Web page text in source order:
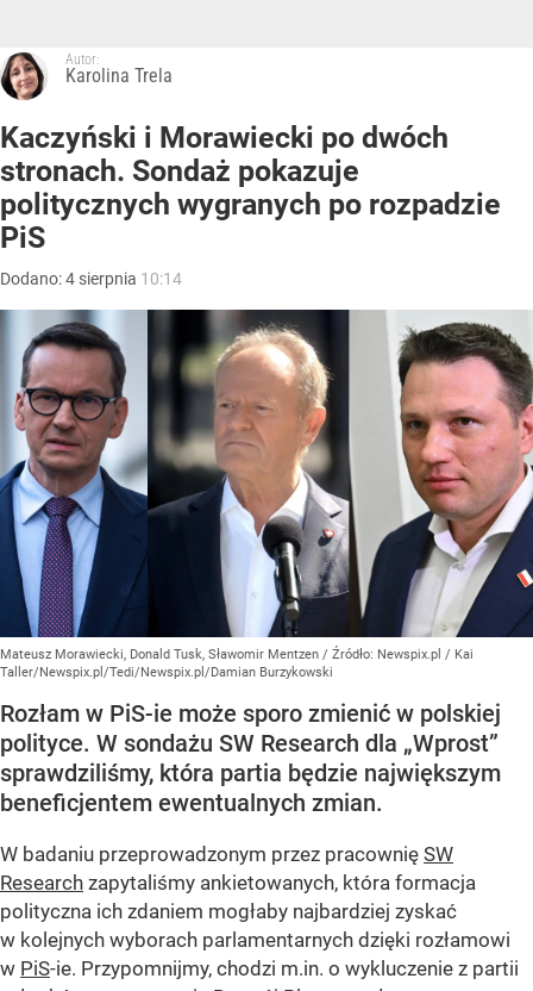
Autor:
Karolina Trela
Kaczyński i Morawiecki po dwóch
stronach. Sondaż pokazuje
politycznych wygranych po rozpadzie
PiS
Dodano:4 sierpnia 10:14
Mateusz Morawiecki, Donald Tusk, Sławomir Mentzen / Źródło: Newspix.pl / Kai
Taller/Newspix.pl/Tedi/Newspix.pl/Damian Burzykowski
Rozłam w PiS-ie może sporo zmienić w polskiej
polityce. W sondażu SW Research dla „Wprost”
sprawdziliśmy, która partia będzie największym
beneficjentem ewentualnych zmian.
W badaniu przeprowadzonym przez pracownię SW
Research zapytaliśmy ankietowanych, która formacja
polityczna ich zdaniem mogłaby najbardziej zyskać
w kolejnych wyborach parlamentarnych dzięki rozłamowi
w PiS-ie. Przypomnijmy, chodzi m.in. o wykluczenie z partii